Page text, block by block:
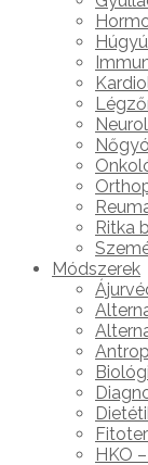
Ritka
Módszerek
HKO